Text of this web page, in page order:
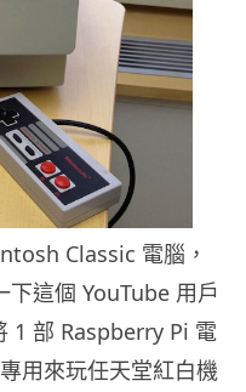
Classic 電腦，
這個 YouTube 用戶
1 部 Raspberry Pi 電
用來玩任天堂紅白機